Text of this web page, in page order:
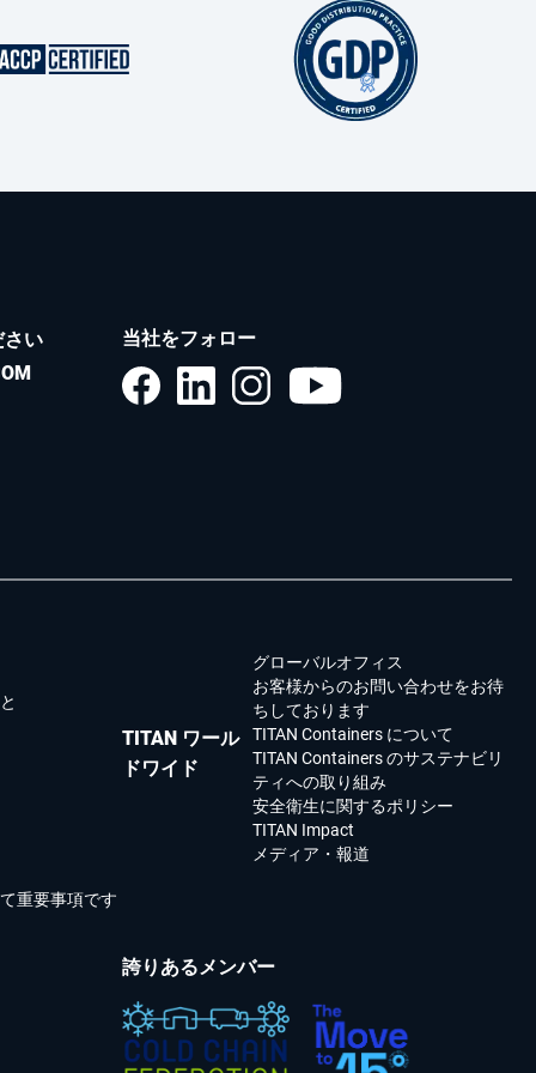
さい
当社をフォロー
TITAN ワール
ドワイド
グローバルオフィス
お客様からのお問い合わせをお待
ちしております
TITAN Containers について
TITAN Containers のサステナビリ
ティへの取り組み
安全衛生に関するポリシー
TITAN Impact
メディア・報道
重要事項です
誇りあるメンバー